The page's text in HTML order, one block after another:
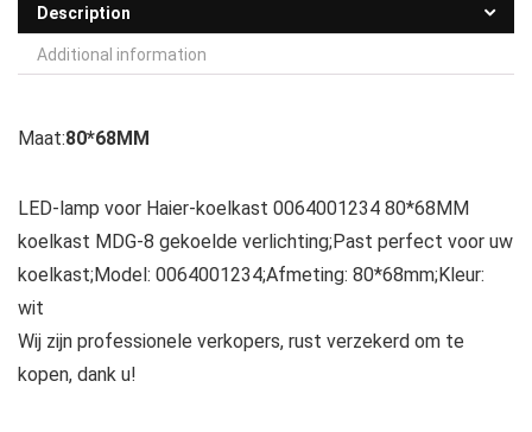
Description
Additional information
Maat:80*68MM
LED-lamp voor Haier-koelkast 0064001234 80*68MM
koelkast MDG-8 gekoelde verlichting;Past perfect voor uw
koelkast;Model: 0064001234;Afmeting: 80*68mm;Kleur:
wit
Wij zijn professionele verkopers, rust verzekerd om te
kopen, dank u!